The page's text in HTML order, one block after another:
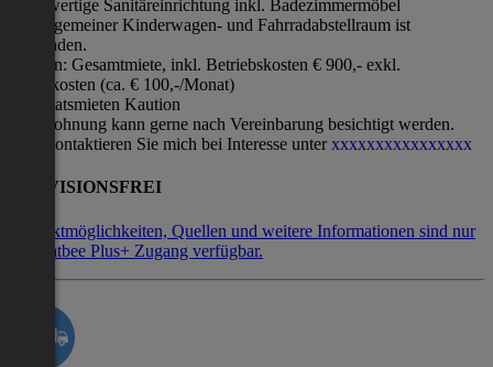
Hochwertige Sanitäreinrichtung inkl. Badezimmermöbel
Ein allgemeiner Kinderwagen- und Fahrradabstellraum ist
vorhanden.
Kosten: Gesamtmiete, inkl. Betriebskosten € 900,- exkl.
Stromkosten (ca. € 100,-/Monat)
3 Monatsmieten Kaution
Die Wohnung kann gerne nach Vereinbarung besichtigt werden.
Bitte kontaktieren Sie mich bei Interesse unter xxxxxxxxxxxxxxxx
PROVISIONSFREI
Kontaktmöglichkeiten, Quellen und weitere Informationen sind nur
mit Flatbee Plus+ Zugang verfügbar.